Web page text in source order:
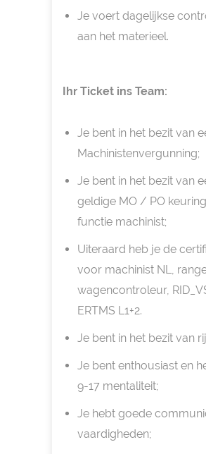
Je voert dagelijkse
aan het materieel.
Ihr Ticket ins Team:
Je bent in het bezit van
Machinistenvergunning;
Je bent in het bezit van
geldige MO / PO
functie machinist;
Uiteraard heb je de
voor machinist NL,
wagencontroleur,
ERTMS L1+2.
Je bent in het bezit van
Je bent enthousiast en
9-17 mentaliteit;
Je hebt goede
vaardigheden;